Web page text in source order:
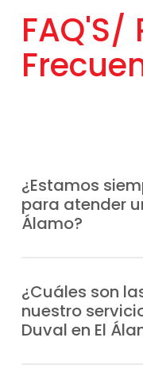
FAQ'S/
¿Estamos
para atender
Álamo?
en cualquier
un soporte
sin
¿Cuáles son
nuestro
Duval en El